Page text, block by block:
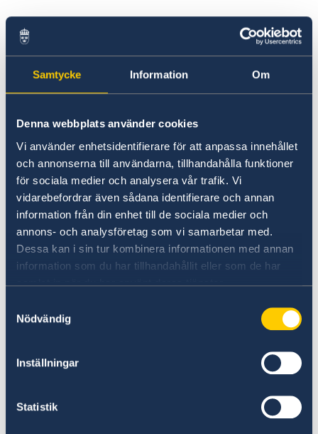
Samtycke Information Om
Denna webbplats använder cookies
Vi använder enhetsidentifierare för att anpassa innehållet
och annonserna till användarna, tillhandahålla funktioner
för sociala medier och analysera vår trafik. Vi
vidarebefordrar även sådana identifierare och annan
information från din enhet till de sociala medier och
annons- och analysföretag som vi samarbetar med.
Dessa kan i sin tur kombinera informationen med annan
information som du har tillhandahållit eller som de har
samlat in när du har använt deras tjänster.
Nödvändig
Inställningar
Statistik
”On hienoa saada mahdollisuus edistää Turun
ja Ruotsin välisiä yhteyksiä.
Suomenruotsalaisena minun on helppo seurata
tapahtumia ruotsalaisesta mediasta ja minua
etenkin merenkulun alalla, jolla itse
työskentelen. Aluksistamme kaksi liikennöivät
säännöllisesti Gävleen ja Söderköpingiin, ja
meillä on hyvät liikesuhteet ruotsalaisiin
yrityksiin”, Langh-Lagerlöf toteaa.
Ruotsin uusi konsulaatti Turussa avataan
virallisesti 23. tammikuuta 2023. Konsulaatin
tehtäviin kuuluvat muun muassa oman
toimialueen Ruotsin kansalaisille kohdistettu
mahdollisuuksistaan saada apua Suomessa,
äänestyspaikkana vaaleissa toimiminen sekä
suurlähetystön avustaminen erityistilanteissa.
ruotsalaisen elinkeinoelämän ja maiden välisen